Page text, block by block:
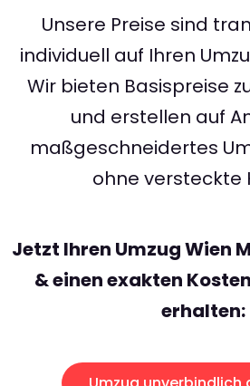
Unsere Preise sind
individuell auf Ihren
Wir bieten Basispreise
und erstellen auf
maßgeschneidertes
ohne versteckte
Jetzt Ihren Umzug Wien
& einen exakten
erhalten: